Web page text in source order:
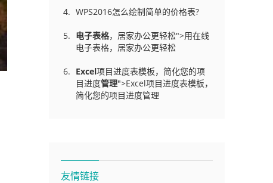
WPS2016怎么绘制简单的价格表?
电子表格，居家办公更轻松">用在线
电子表格，居家办公更轻松
Excel项目进度表模板，简化您的项
目进度管理">Excel项目进度表模板，
简化您的项目进度管理
友情链接